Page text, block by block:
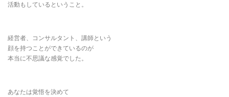
活動もしているということ。
経営者、コンサルタント、講師という
顔を持つことができているのが
本当に不思議な感覚でした。
あなたは覚悟を決めて